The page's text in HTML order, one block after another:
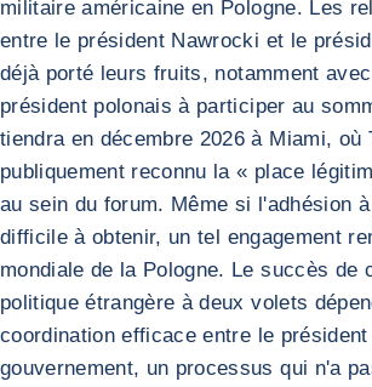
militaire américaine en Pologne. Les
entre le président Nawrocki et le
déjà porté leurs fruits, notamment
président polonais à participer au
tiendra en décembre 2026 à Miami, où
publiquement reconnu la « place
au sein du forum. Même si l'adhésion
difficile à obtenir, un tel engagement
mondiale de la Pologne. Le succès de
politique étrangère à deux volets
coordination efficace entre le
gouvernement, un processus qui n'a